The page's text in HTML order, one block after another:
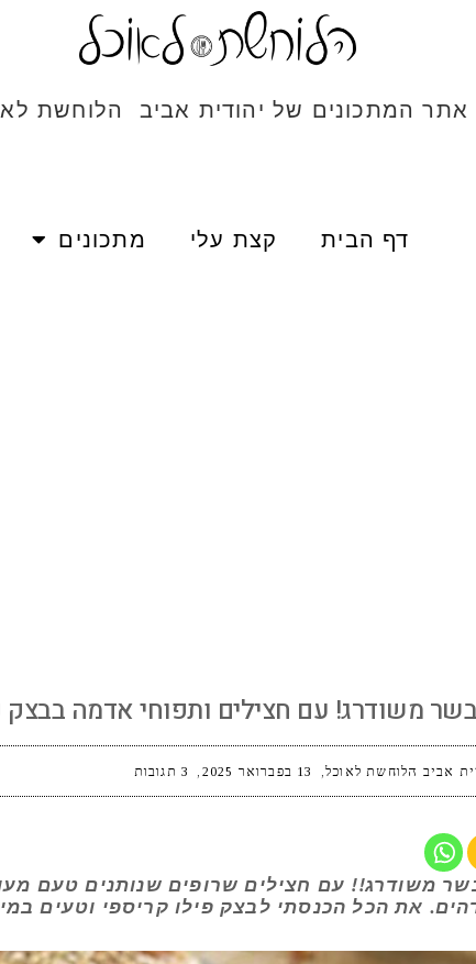
אתר המתכונים של יהודית אביב הלוחשת
דף הבית קצת עלי מתכונים
משודרג! עם חצילים ותפוחי אדמה בבצק
אביב הלוחשת לאוכל 13 בפברואר 2025 3 תגובות
משודרג!! עם חצילים שרופים שנותנים טעם
את הכל הכנסתי לבצק פילו קריספי וטעים